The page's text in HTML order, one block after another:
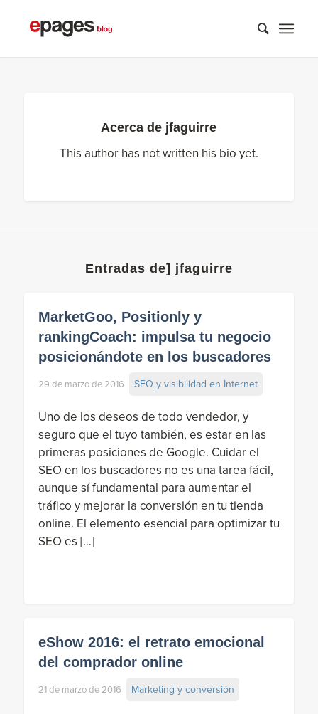
Acerca de jfaguirre
This author has not written his bio yet.
Entradas de] jfaguirre
MarketGoo, Positionly y
rankingCoach: impulsa tu negocio
posicionándote en los buscadores
29 de marzo de 2016 SEO y visibilidad en Internet
Uno de los deseos de todo vendedor, y
seguro que el tuyo también, es estar en las
primeras posiciones de Google. Cuidar el
SEO en los buscadores no es una tarea fácil,
aunque sí fundamental para aumentar el
tráfico y mejorar la conversión en tu tienda
online. El elemento esencial para optimizar tu
SEO es […]
eShow 2016: el retrato emocional
del comprador online
21 de marzo de 2016 Marketing y conversión